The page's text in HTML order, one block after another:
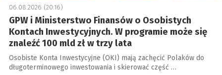
06.08.2026 (20:16)
GPW i Ministerstwo Finansów o Osobistych
Kontach Inwestycyjnych. W programie może się
znaleźć 100 mld zł w trzy lata
Osobiste Konta Inwestycyjne (OKI) mają zachęcić Polaków do
długoterminowego inwestowania i skierować część …